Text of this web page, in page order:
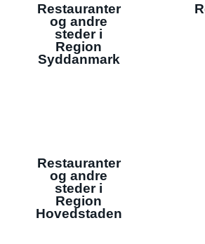
Restauranter
og andre
steder i
Region
Syddanmark
Restauranter
og andre
steder i
Region
Hovedstaden